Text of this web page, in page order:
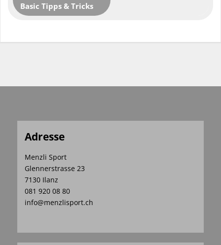
Basic Tipps & Tricks
Adresse
Menzli Sport
Glennerstrasse 23
7130 Ilanz
081 920 08 80
info@menzlisport.ch